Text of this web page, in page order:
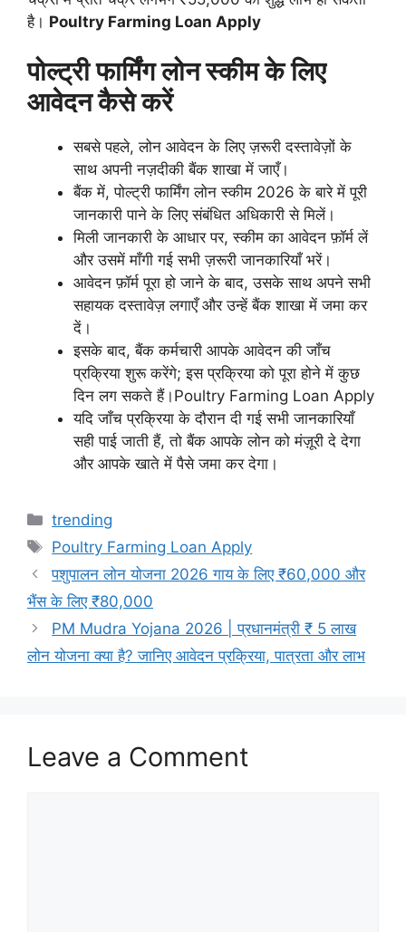
है। Poultry Farming Loan Apply
पोल्ट्री फार्मिंग लोन स्कीम के लिए
आवेदन कैसे करें
सबसे पहले, लोन आवेदन के लिए ज़रूरी दस्तावेज़ों के
साथ अपनी नज़दीकी बैंक शाखा में जाएँ।
बैंक में, पोल्ट्री फार्मिंग लोन स्कीम 2026 के बारे में पूरी
जानकारी पाने के लिए संबंधित अधिकारी से मिलें।
मिली जानकारी के आधार पर, स्कीम का आवेदन फ़ॉर्म लें
और उसमें माँगी गई सभी ज़रूरी जानकारियाँ भरें।
आवेदन फ़ॉर्म पूरा हो जाने के बाद, उसके साथ अपने सभी
सहायक दस्तावेज़ लगाएँ और उन्हें बैंक शाखा में जमा कर
दें।
इसके बाद, बैंक कर्मचारी आपके आवेदन की जाँच
प्रक्रिया शुरू करेंगे; इस प्रक्रिया को पूरा होने में कुछ
दिन लग सकते हैं।Poultry Farming Loan Apply
यदि जाँच प्रक्रिया के दौरान दी गई सभी जानकारियाँ
सही पाई जाती हैं, तो बैंक आपके लोन को मंज़ूरी दे देगा
और आपके खाते में पैसे जमा कर देगा।
Categories
trending
Tags
Poultry Farming Loan Apply
पशुपालन लोन योजना 2026 गाय के लिए ₹60,000 और
भैंस के लिए ₹80,000
PM Mudra Yojana 2026 | प्रधानमंत्री ₹ 5 लाख
लोन योजना क्या है? जानिए आवेदन प्रक्रिया, पात्रता और लाभ
Leave a Comment